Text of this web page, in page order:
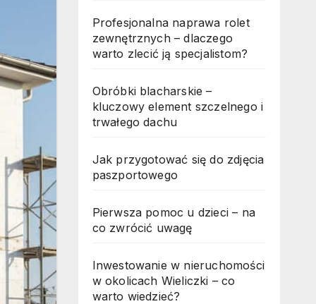
Profesjonalna naprawa rolet
zewnętrznych – dlaczego
warto zlecić ją specjalistom?
Obróbki blacharskie –
kluczowy element szczelnego i
trwałego dachu
Jak przygotować się do zdjęcia
paszportowego
Pierwsza pomoc u dzieci – na
co zwrócić uwagę
Inwestowanie w nieruchomości
w okolicach Wieliczki – co
warto wiedzieć?